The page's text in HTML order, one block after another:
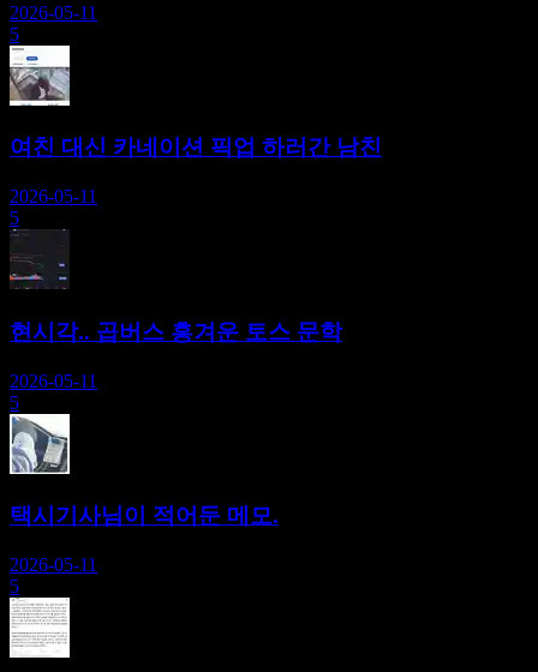
2026-05-11
5
여친 대신 카네이션 픽업 하러간 남친
2026-05-11
5
현시각.. 곱버스 흥겨운 토스 문학
2026-05-11
5
택시기사님이 적어둔 메모.
2026-05-11
5